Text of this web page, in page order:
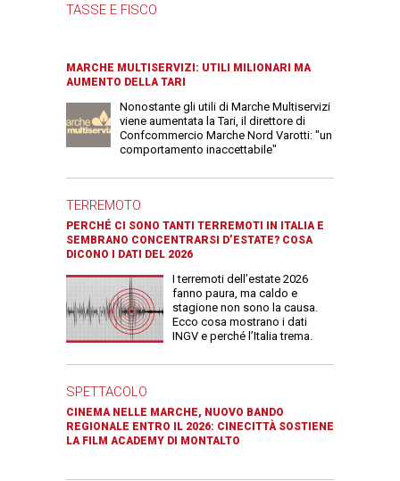
TASSE E FISCO
MARCHE MULTISERVIZI: UTILI MILIONARI MA
AUMENTO DELLA TARI
Nonostante gli utili di Marche Multiservizi
viene aumentata la Tari, il direttore di
Confcommercio Marche Nord Varotti: "un
comportamento inaccettabile"
TERREMOTO
PERCHÉ CI SONO TANTI TERREMOTI IN ITALIA E
SEMBRANO CONCENTRARSI D’ESTATE? COSA
DICONO I DATI DEL 2026
I terremoti dell’estate 2026
fanno paura, ma caldo e
stagione non sono la causa.
Ecco cosa mostrano i dati
INGV e perché l’Italia trema.
SPETTACOLO
CINEMA NELLE MARCHE, NUOVO BANDO
REGIONALE ENTRO IL 2026: CINECITTÀ SOSTIENE
LA FILM ACADEMY DI MONTALTO